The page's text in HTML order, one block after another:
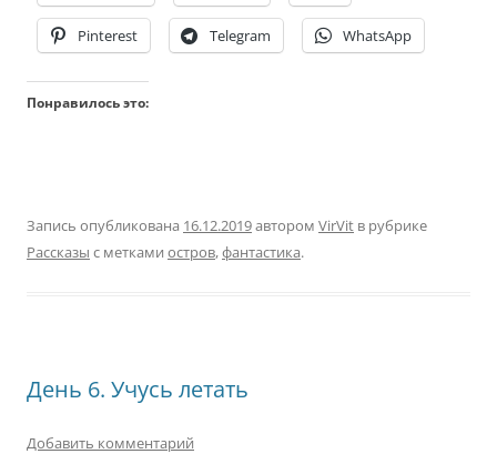
Pinterest Telegram WhatsApp
Понравилось это:
Запись опубликована 16.12.2019автором VirVit в рубрике
Рассказы с метками остров,фантастика.
День 6. Учусь летать
Добавить комментарий